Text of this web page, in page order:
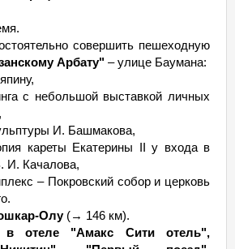
совершить пешеходную
Арбату" – улице Баумана:
с небольшой выставкой личных
И. Башмакова,
кареты Екатерины II у входа в
И. Качалова,
– Покровский собор и церковь
Олу(→ 146 км).
в отеле "Амакс Сити отель",